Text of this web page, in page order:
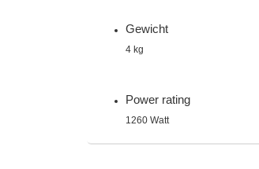
Gewicht
4 kg
Power rating
1260 Watt